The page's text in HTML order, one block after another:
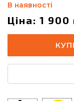
В наявності
Ціна: 1 900